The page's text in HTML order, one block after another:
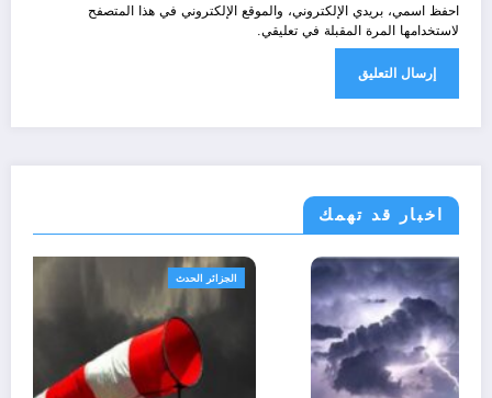
احفظ اسمي، بريدي الإلكتروني، والموقع الإلكتروني في هذا المتصفح
لاستخدامها المرة المقبلة في تعليقي.
اخبار قد تهمك
الجزائر الحدث